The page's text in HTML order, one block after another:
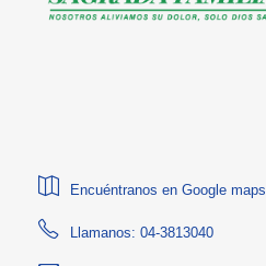
Encuéntranos en Google maps
Llamanos: 04-3813040